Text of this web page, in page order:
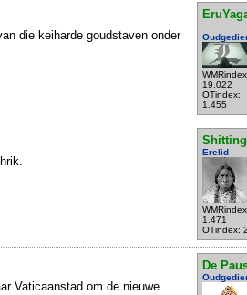
19.022
OTindex:
1.455
die keiharde goudstaven onder
Erelid
1.471
OTindex:
De
Vaticaanstad om de nieuwe